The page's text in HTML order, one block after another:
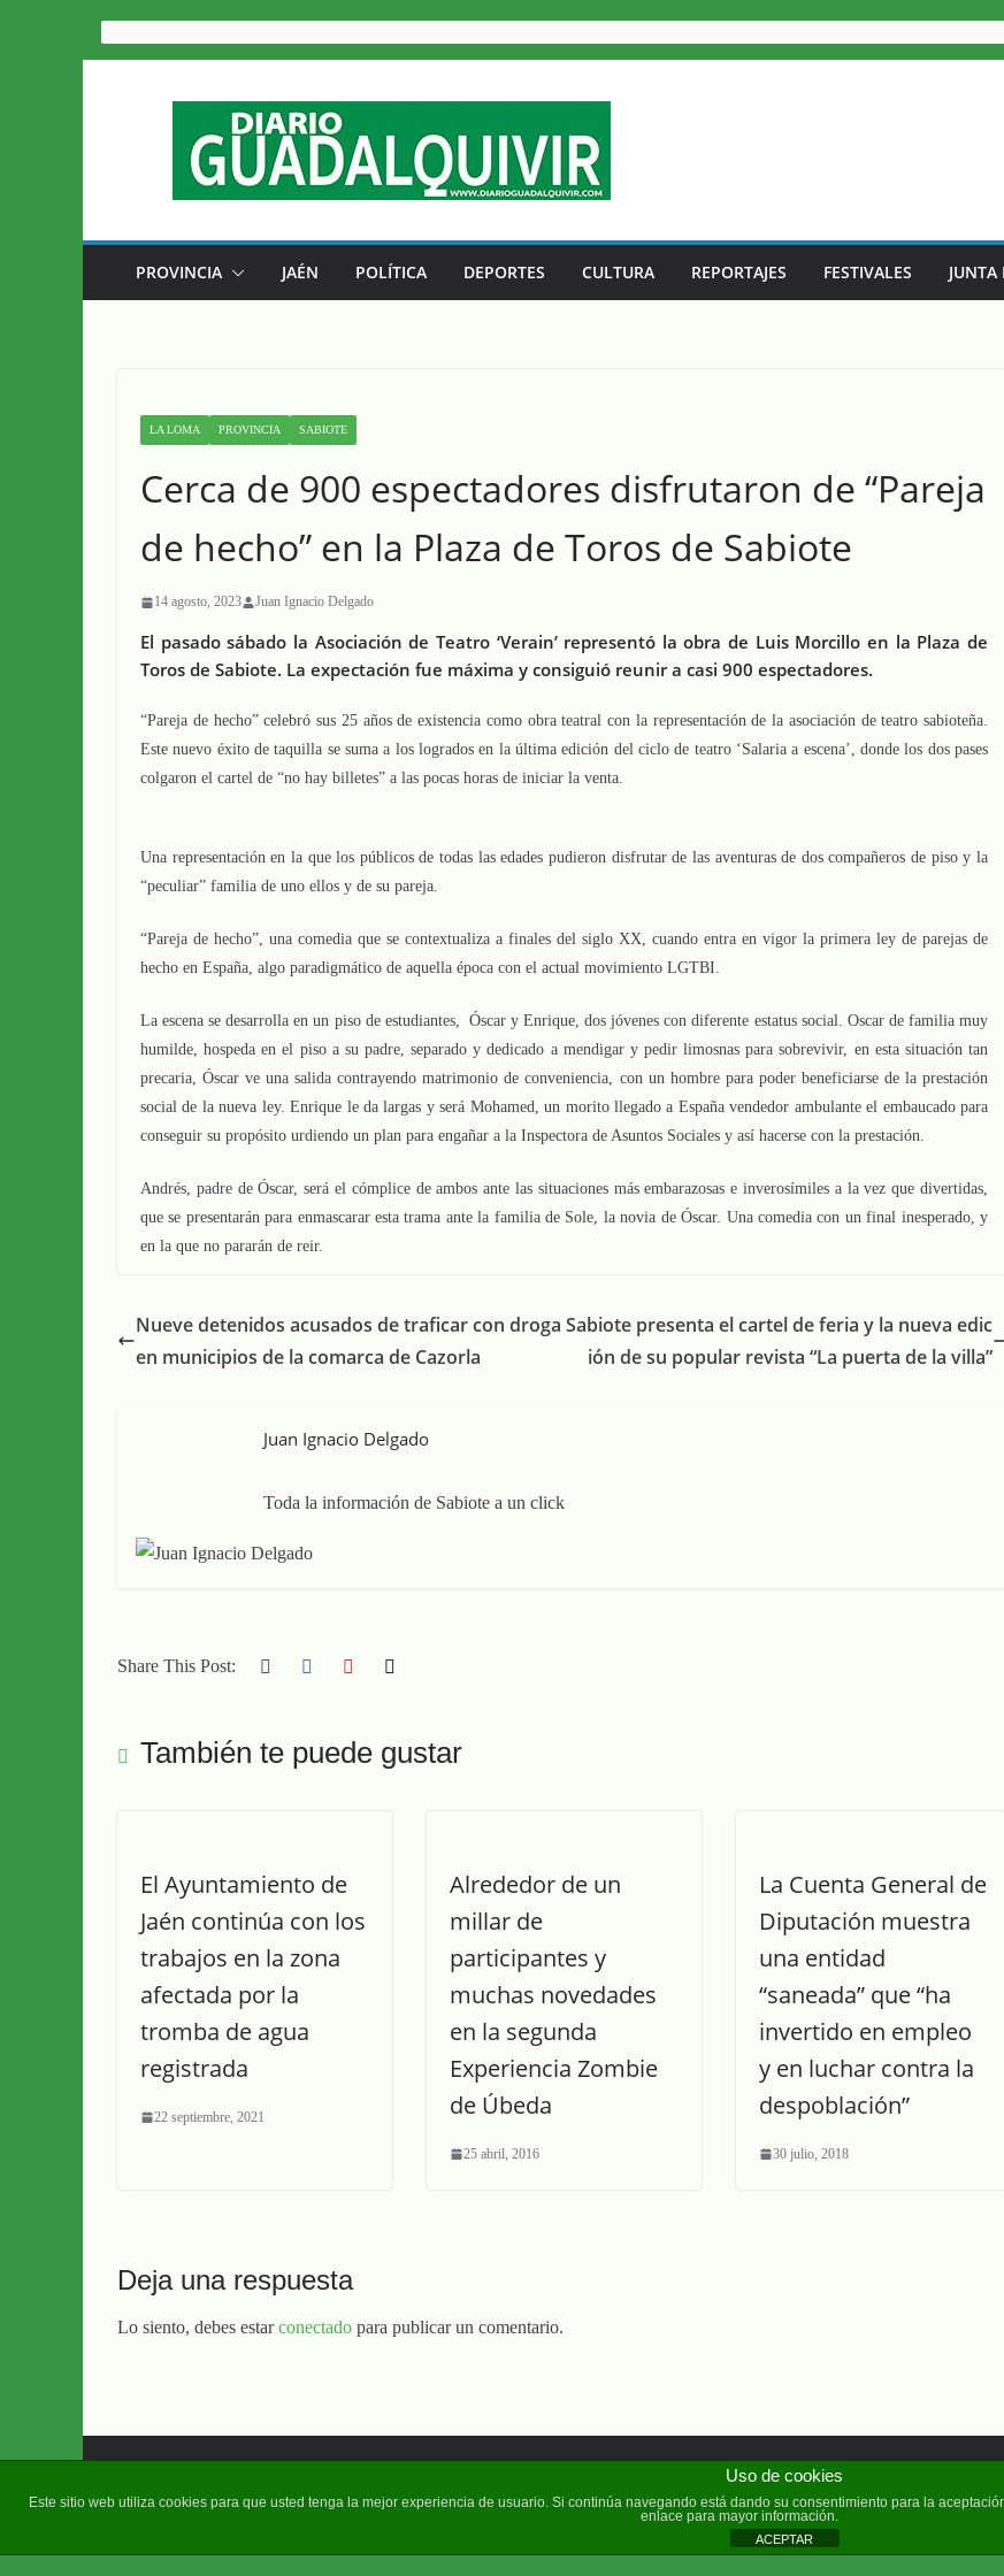
Saltar
al
PROVINCIA JAÉN POLÍTICA DEPORTES CULTURA REPORTAJES FESTIVALES
LA LOMA PROVINCIA SABIOTE
Cerca de 900 espectadores disfrutaron de “Pareja
de hecho” en la Plaza de Toros de Sabiote
14 agosto, 2023 Juan Ignacio Delgado
El pasado sábado la Asociación de Teatro ‘Verain’ representó la obra de Luis Morcillo en la Plaza de
Toros de Sabiote. La expectación fue máxima y consiguió reunir a casi 900 espectadores.
“Pareja de hecho” celebró sus 25 años de existencia como obra teatral con la representación de la asociación de teatro sabioteña.
Este nuevo éxito de taquilla se suma a los logrados en la última edición del ciclo de teatro ‘Salaria a escena’, donde los dos pases
colgaron el cartel de “no hay billetes” a las pocas horas de iniciar la venta.
Una representación en la que los públicos de todas las edades pudieron disfrutar de las aventuras de dos compañeros de piso y la
“peculiar” familia de uno ellos y de su pareja.
“Pareja de hecho”, una comedia que se contextualiza a finales del siglo XX, cuando entra en vigor la primera ley de parejas de
hecho en España, algo paradigmático de aquella época con el actual movimiento LGTBI.
La escena se desarrolla en un piso de estudiantes, Óscar y Enrique, dos jóvenes con diferente estatus social. Oscar de familia muy
humilde, hospeda en el piso a su padre, separado y dedicado a mendigar y pedir limosnas para sobrevivir, en esta situación tan
precaria, Óscar ve una salida contrayendo matrimonio de conveniencia, con un hombre para poder beneficiarse de la prestación
social de la nueva ley. Enrique le da largas y será Mohamed, un morito llegado a España vendedor ambulante el embaucado para
conseguir su propósito urdiendo un plan para engañar a la Inspectora de Asuntos Sociales y así hacerse con la prestación.
Andrés, padre de Óscar, será el cómplice de ambos ante las situaciones más embarazosas e inverosímiles a la vez que divertidas,
que se presentarán para enmascarar esta trama ante la familia de Sole, la novia de Óscar. Una comedia con un final inesperado, y
en la que no pararán de reir.
Nueve detenidos acusados de traficar con droga
en municipios de la comarca de Cazorla
Sabiote presenta el cartel de feria y la nueva edic
ión de su popular revista “La puerta de la villa”
Juan Ignacio Delgado
Toda la información de Sabiote a un click
Share This Post:
También te puede gustar
El Ayuntamiento de
Jaén continúa con los
trabajos en la zona
afectada por la
tromba de agua
registrada
22 septiembre, 2021
Alrededor de un
millar de
participantes y
muchas novedades
en la segunda
Experiencia Zombie
de Úbeda
25 abril, 2016
La Cuenta General de
Diputación muestra
una entidad
“saneada” que “ha
invertido en empleo
y en luchar contra la
despoblación”
30 julio, 2018
Deja una respuesta
Lo siento, debes estarconectado para publicar un comentario.
Uso de cookies
Este sitio web utiliza cookies para que usted tenga la mejor experiencia de usuario. Si continúa navegando está dando su consentimiento para la
enlace para mayor información.
ACEPTAR